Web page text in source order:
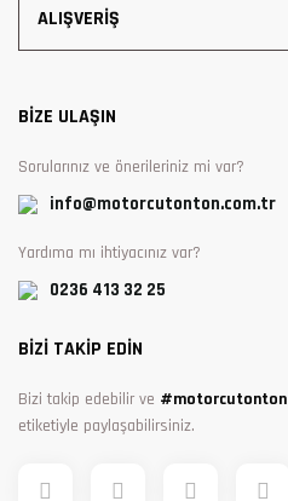
ALIŞVERİŞ
BİZE ULAŞIN
Sorularınız ve önerileriniz mi var?
info@motorcutonton.com.tr
Yardıma mı ihtiyacınız var?
0236 413 32 25
BİZİ TAKİP EDİN
Bizi takip edebilir ve #motorcutonton
etiketiyle paylaşabilirsiniz.